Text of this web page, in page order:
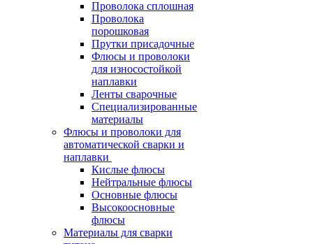
Проволока сплошная
Проволока
порошковая
Прутки присадочные
Флюсы и проволоки
для износостойкой
наплавки
Ленты сварочные
Специализированные
материалы
Флюсы и проволоки для
автоматической сварки и
наплавки
Кислые флюсы
Нейтральные флюсы
Основные флюсы
Высокоосновные
флюсы
Материалы для сварки